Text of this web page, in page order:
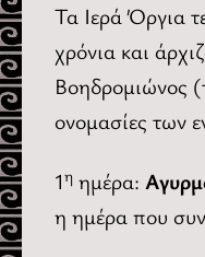
Τα Ιερά Όργια
χρόνια και
Βοηδρομιώνος
ονομασίες των
1η ημέρα:
η ημέρα που